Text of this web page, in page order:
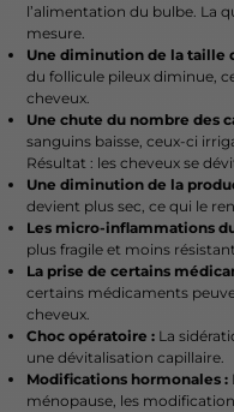
l’alimentation du bulbe. La
mesure.
Une diminution de la taille
du follicule pileux diminue,
cheveux.
Une chute du nombre des
sanguins baisse, ceux-ci
Résultat : les cheveux se
Une diminution de la
devient plus sec, ce qui le
Les micro-inflammations
plus fragile et moins
La prise de certains
certains médicaments
cheveux.
Choc opératoire : La
une dévitalisation capillaire.
Modifications hormonales :
ménopause, les